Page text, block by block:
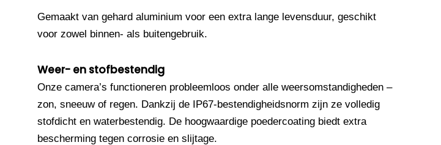
Gemaakt van gehard aluminium voor een extra lange levensduur, geschikt
voor zowel binnen- als buitengebruik.
Weer- en stofbestendig
Onze camera’s functioneren probleemloos onder alle weersomstandigheden –
zon, sneeuw of regen. Dankzij de IP67-bestendigheidsnorm zijn ze volledig
stofdicht en waterbestendig. De hoogwaardige poedercoating biedt extra
bescherming tegen corrosie en slijtage.